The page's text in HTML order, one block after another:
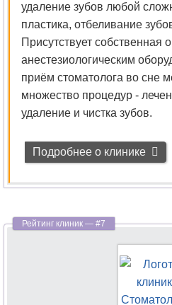
удаление зубов любой
пластика, отбеливание
Присутствует собственная
анестезиологическим
приём стоматолога во сне
множество процедур -
удаление и чистка зубов.
Подробнее о клинике